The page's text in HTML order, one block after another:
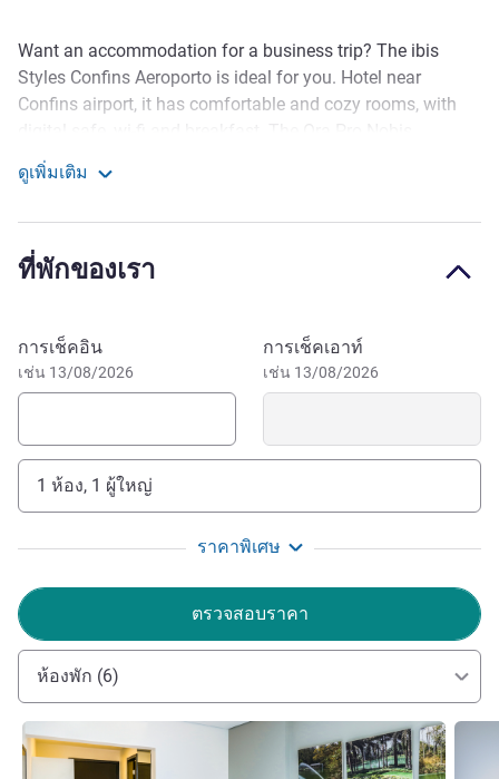
รายละเอียด
Want an accommodation for a business trip? The ibis
Styles Confins Aeroporto is ideal for you. Hotel near
Confins airport, it has comfortable and cozy rooms, with
restaurant, inside the hotel, serves the delights of Minas
Gerais cuisine. And for a meeting or just enjoying a good
Staying in a hotel near the Confins airport is also ideal for
Mineirão Stadium, Minascentro and Peter Lund Museum,
and attending regional events such as the Pedro Leopoldo
Rodeo Show. The ibis Styles Confins Aeroporto has a large
5 km from Tancredo Neves International Airport. From
Pampulha Airport, it's 30 minutes by car to the hotel.
you! As you lay over with us until your next flight, make
You won't regret it!
LETICIA OLIVEIRA ฝ่ายบริหารโรงแรม
ดูเพิ่มเติม
ที่พักของเรา
จองโรงแรมนี้
การเช็คอิน
เช่น 13/08/2026
การเช็คเอาท์
เช่น 13/08/2026
1 ห้อง, 1 ผู้ใหญ่
ราคาพิเศษ
ตรวจสอบราคา
ห้องพัก (6)
ดูรายละเอียด ดูราย